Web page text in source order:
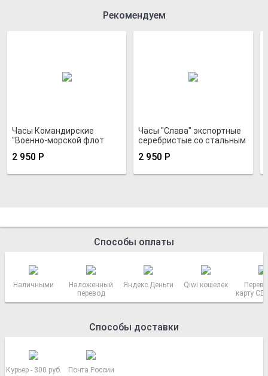
Рекомендуем
Часы Командирские
"Военно-морской флот
2 950 Р
Часы "Слава" экспортные
серебристые со стальным
2 950 Р
Способы оплаты
Наличными
Наложенный
перевод
Яндекс.Деньги Qiwi кошелек
карту
Способы доставки
Курьер - 300 руб. Почта России